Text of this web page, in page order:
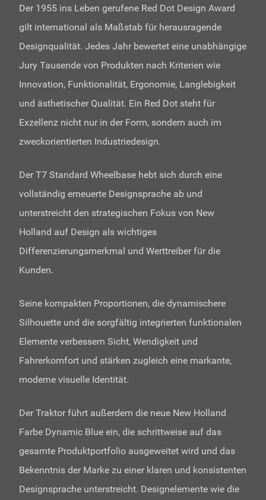
Der 1955 ins Leben gerufene Red Dot Design Award
gilt international als Maßstab für herausragende
Designqualität. Jedes Jahr bewertet eine unabhängige
Jury Tausende von Produkten nach Kriterien wie
Innovation, Funktionalität, Ergonomie, Langlebigkeit
und ästhetischer Qualität. Ein Red Dot steht für
Exzellenz nicht nur in der Form, sondern auch im
zweckorientierten Industriedesign.
Der T7 Standard Wheelbase hebt sich durch eine
vollständig erneuerte Designsprache ab und
unterstreicht den strategischen Fokus von New
Holland auf Design als wichtiges
Differenzierungsmerkmal und Werttreiber für die
Kunden.
Seine kompakten Proportionen, die dynamischere
Silhouette und die sorgfältig integrierten funktionalen
Elemente verbessern Sicht, Wendigkeit und
Fahrerkomfort und stärken zugleich eine markante,
moderne visuelle Identität.
Der Traktor führt außerdem die neue New Holland
Farbe Dynamic Blue ein, die schrittweise auf das
gesamte Produktportfolio ausgeweitet wird und das
Bekenntnis der Marke zu einer klaren und konsistenten
Designsprache unterstreicht. Designelemente wie die